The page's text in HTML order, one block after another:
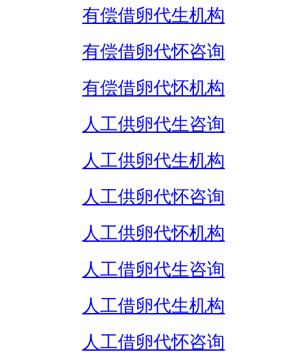
有偿借卵代生机构
有偿借卵代怀咨询
有偿借卵代怀机构
人工供卵代生咨询
人工供卵代生机构
人工供卵代怀咨询
人工供卵代怀机构
人工借卵代生咨询
人工借卵代生机构
人工借卵代怀咨询